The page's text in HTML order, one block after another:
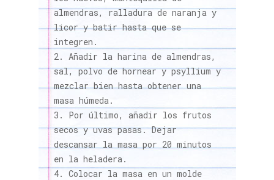
almendras, ralladura de naranja y
licor y batir hasta que se
integren.
Añadir la harina de almendras,
sal, polvo de hornear y psyllium y
mezclar bien hasta obtener una
masa húmeda.
Por último, añadir los frutos
secos y uvas pasas. Dejar
descansar la masa por 20 minutos
en la heladera.
Colocar la masa en un molde